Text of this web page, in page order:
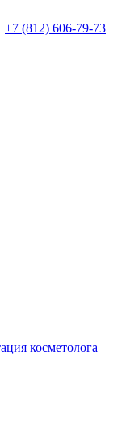
+7 (812) 606-79-73
косметолога